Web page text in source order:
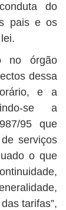
do
pais e os
no órgão
dessa
e a
se a
95 que
serviços
o que
tarifas”,